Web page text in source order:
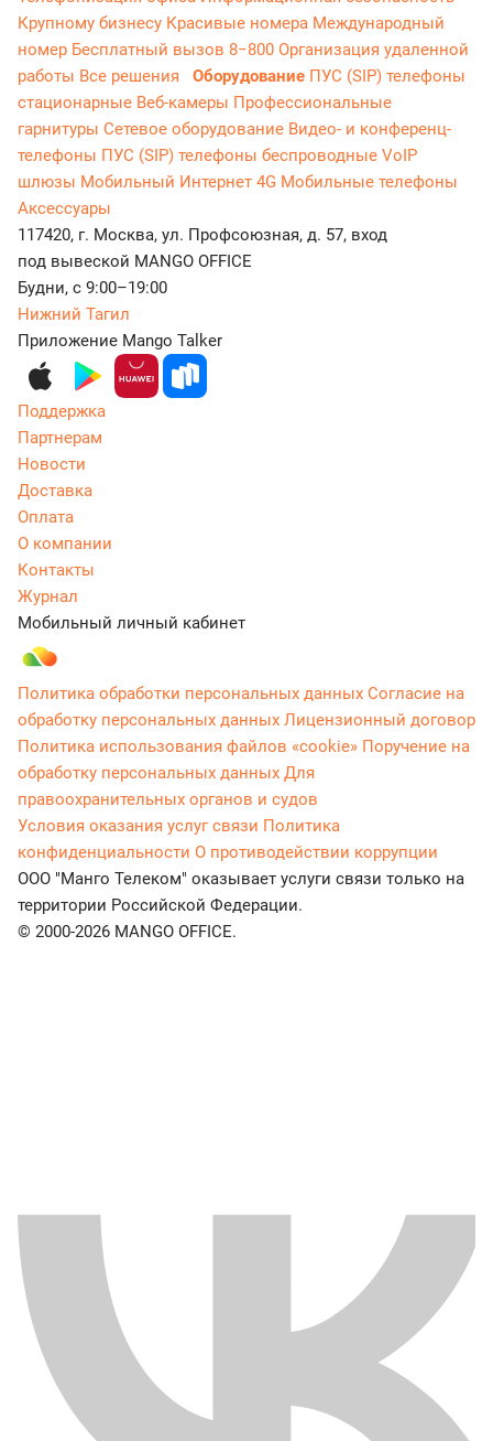
Крупному бизнесу Красивые номера Международный
номер Бесплатный вызов 8−800 Организация удаленной
работы Все решения Оборудование ПУС (SIP) телефоны
стационарные Веб-камеры Профессиональные
гарнитуры Сетевое оборудование Видео- и конференц-
телефоны ПУС (SIP) телефоны беспроводные VoIP
шлюзы Мобильный Интернет 4G Мобильные телефоны
Аксессуары
117420, г. Москва, ул. Профсоюзная, д. 57, вход
под вывеской MANGO OFFICE
Будни, с 9:00–19:00
Нижний Тагил
Приложение Mango Talker
Поддержка
Партнерам
Новости
Доставка
Оплата
О компании
Контакты
Журнал
Мобильный личный кабинет
Политика обработки персональных данных Согласие на
обработку персональных данных Лицензионный договор
Политика использования файлов «cookie» Поручение на
обработку персональных данных Для
правоохранительных органов и судов
Условия оказания услуг связи Политика
конфиденциальности О противодействии коррупции
ООО "Манго Телеком" оказывает услуги связи только на
территории Российской Федерации.
© 2000-2026 MANGO OFFICE.